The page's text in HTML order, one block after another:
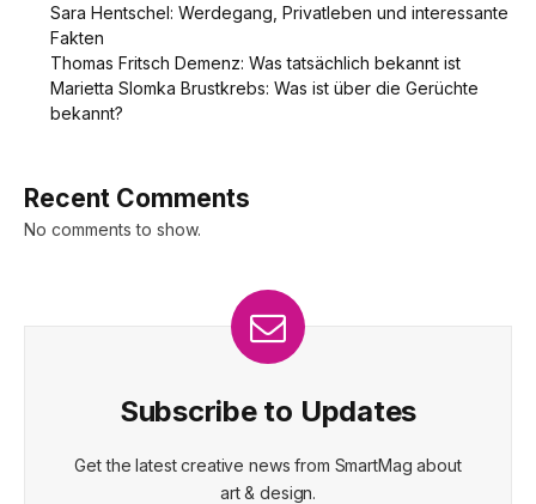
Sara Hentschel: Werdegang, Privatleben und interessante
Fakten
Thomas Fritsch Demenz: Was tatsächlich bekannt ist
Marietta Slomka Brustkrebs: Was ist über die Gerüchte
bekannt?
Recent Comments
No comments to show.
Subscribe to Updates
Get the latest creative news from SmartMag about
art & design.